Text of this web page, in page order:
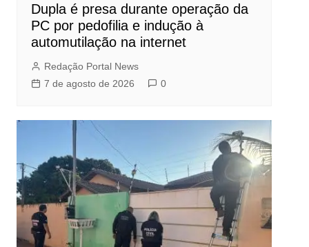
Dupla é presa durante operação da
PC por pedofilia e indução à
automutilação na internet
Redação Portal News
7 de agosto de 2026
0